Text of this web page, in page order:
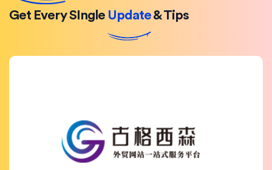
Get Every SIngle Update& Tips